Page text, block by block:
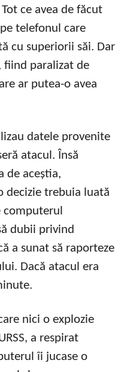
ce avea de făcut
telefonul care
cu superiorii săi. Dar
fiind paralizat de
ar putea-o avea
datele provenite
atacul. Însă
de aceștia,
decizie trebuia luată
computerul
dubii privind
a sunat să raporteze
Dacă atacul era
nici o explozie
a respirat
îi jucase o